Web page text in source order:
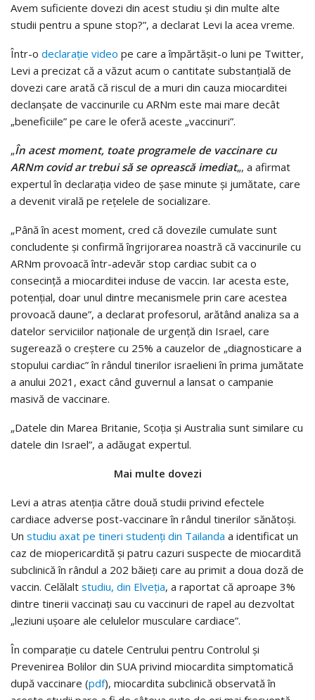
Avem suficiente dovezi din acest studiu şi din multe alte
studii pentru a spune stop?”, a declarat Levi la acea vreme.
Într-o declaraţie video pe care a împărtăşit-o luni pe Twitter,
Levi a precizat că a văzut acum o cantitate substanţială de
dovezi care arată că riscul de a muri din cauza miocarditei
declanşate de vaccinurile cu ARNm este mai mare decât
„beneficiile” pe care le oferă aceste „vaccinuri”.
„În acest moment, toate programele de vaccinare cu
ARNm covid ar trebui să se oprească imediat„, a afirmat
expertul în declaraţia video de şase minute şi jumătate, care
a devenit virală pe reţelele de socializare.
„Până în acest moment, cred că dovezile cumulate sunt
concludente şi confirmă îngrijorarea noastră că vaccinurile cu
ARNm provoacă într-adevăr stop cardiac subit ca o
consecinţă a miocarditei induse de vaccin. Iar acesta este,
potenţial, doar unul dintre mecanismele prin care acestea
provoacă daune”, a declarat profesorul, arătând analiza sa a
datelor serviciilor naţionale de urgenţă din Israel, care
sugerează o creştere cu 25% a cauzelor de „diagnosticare a
stopului cardiac” în rândul tinerilor israelieni în prima jumătate
a anului 2021, exact când guvernul a lansat o campanie
masivă de vaccinare.
„Datele din Marea Britanie, Scoţia şi Australia sunt similare cu
datele din Israel”, a adăugat expertul.
Mai multe dovezi
Levi a atras atenţia către două studii privind efectele
cardiace adverse post-vaccinare în rândul tinerilor sănătoşi.
Un studiu axat pe tineri studenţi din Tailanda a identificat un
caz de miopericardită şi patru cazuri suspecte de miocardită
subclinică în rândul a 202 băieţi care au primit a doua doză de
vaccin. Celălalt studiu, din Elveţia, a raportat că aproape 3%
dintre tinerii vaccinaţi sau cu vaccinuri de rapel au dezvoltat
„leziuni uşoare ale celulelor musculare cardiace”.
În comparaţie cu datele Centrului pentru Controlul şi
Prevenirea Bolilor din SUA privind miocardita simptomatică
după vaccinare (pdf), miocardita subclinică observată în